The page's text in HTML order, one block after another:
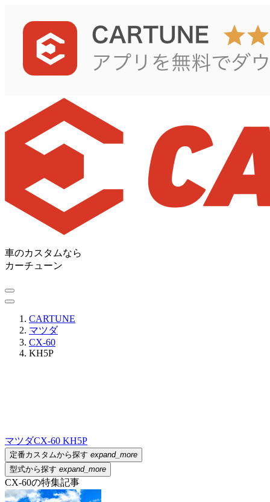
車のカスタムなら
カーチューン
CARTUNE
マツダ
CX-60
KH5P
マツダCX-60 KH5P
定番カスタムから探す expand_more
型式から探す expand_more
CX-60の特集記事